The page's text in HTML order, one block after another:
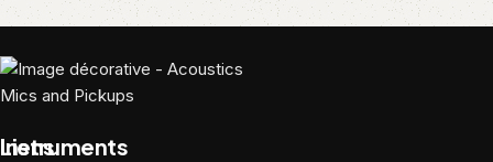
Liens
Instruments